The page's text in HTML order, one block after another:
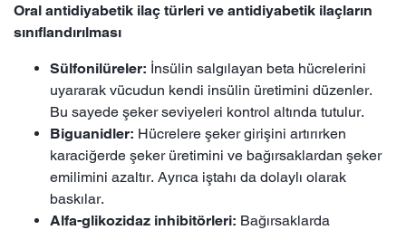
Oral antidiyabetik ilaç türleri ve antidiyabetik ilaçların
sınıflandırılması
Sülfonilüreler: İnsülin salgılayan beta hücrelerini
uyararak vücudun kendi insülin üretimini düzenler.
Bu sayede şeker seviyeleri kontrol altında tutulur.
Biguanidler: Hücrelere şeker girişini artırırken
karaciğerde şeker üretimini ve bağırsaklardan şeker
emilimini azaltır. Ayrıca iştahı da dolaylı olarak
baskılar.
Alfa-glikozidaz inhibitörleri: Bağırsaklarda